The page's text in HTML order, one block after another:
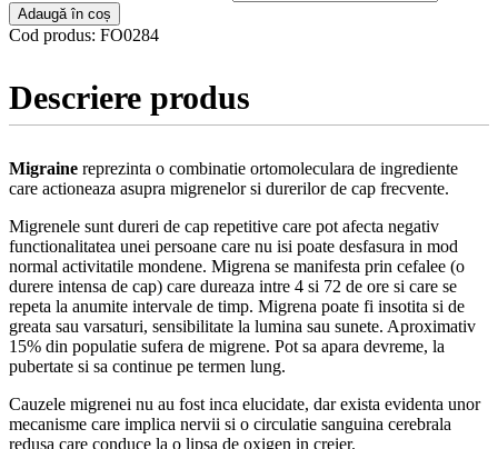
Adaugă în coș
Cod produs: FO0284
Descriere produs
Migraine reprezinta o combinatie ortomoleculara de ingrediente
care actioneaza asupra migrenelor si durerilor de cap frecvente.
Migrenele sunt dureri de cap repetitive care pot afecta negativ
functionalitatea unei persoane care nu isi poate desfasura in mod
normal activitatile mondene. Migrena se manifesta prin cefalee (o
durere intensa de cap) care dureaza intre 4 si 72 de ore si care se
repeta la anumite intervale de timp. Migrena poate fi insotita si de
greata sau varsaturi, sensibilitate la lumina sau sunete. Aproximativ
15% din populatie sufera de migrene. Pot sa apara devreme, la
pubertate si sa continue pe termen lung.
Cauzele migrenei nu au fost inca elucidate, dar exista evidenta unor
mecanisme care implica nervii si o circulatie sanguina cerebrala
redusa care conduce la o lipsa de oxigen in creier.